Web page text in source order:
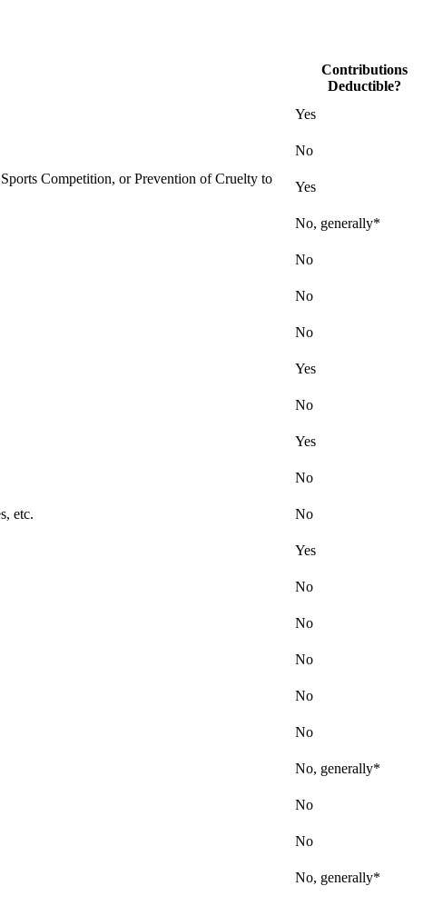
Contributions
Deductible?
Yes
No
Competition, or Prevention of Cruelty to
Yes
No, generally*
No
No
No
Yes
No
Yes
No
etc.
No
Yes
No
No
No
No
No
No, generally*
No
No
No, generally*